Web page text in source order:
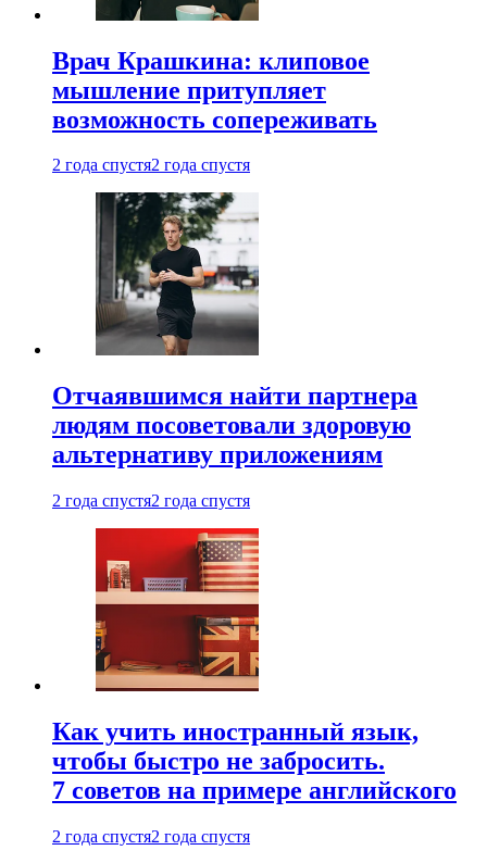
Врач Крашкина: клиповое
мышление притупляет
возможность сопереживать
2 года спустя2 года спустя
Отчаявшимся найти партнера
людям посоветовали здоровую
альтернативу приложениям
2 года спустя2 года спустя
Как учить иностранный язык,
чтобы быстро не забросить.
7 советов на примере английского
2 года спустя2 года спустя